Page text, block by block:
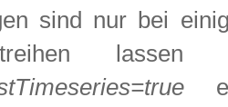
sind nur bei